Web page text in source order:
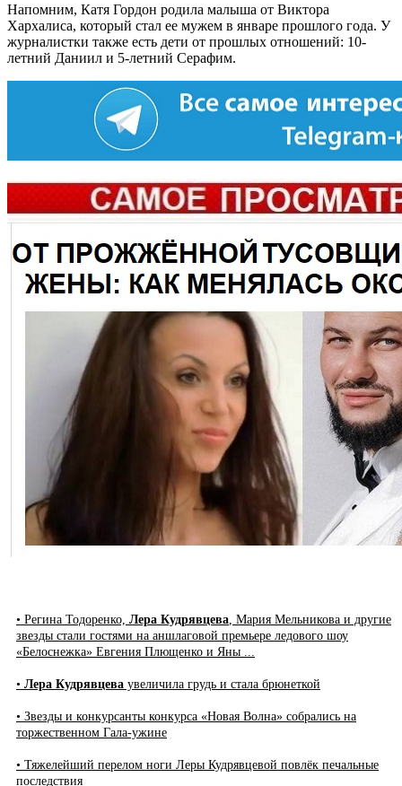
Напомним, Катя Гордон родила малыша от Виктора
Хархалиса, который стал ее мужем в январе прошлого года. У
журналистки также есть дети от прошлых отношений: 10-
летний Даниил и 5-летний Серафим.
• Регина Тодоренко, Лера Кудрявцева, Мария Мельникова и другие
звезды стали гостями на аншлаговой премьере ледового шоу
«Белоснежка» Евгения Плющенко и Яны ...
• Лера Кудрявцева увеличила грудь и стала брюнеткой
• Звезды и конкурсанты конкурса «Новая Волна» собрались на
торжественном Гала-ужине
• Тяжелейший перелом ноги Леры Кудрявцевой повлёк печальные
последствия